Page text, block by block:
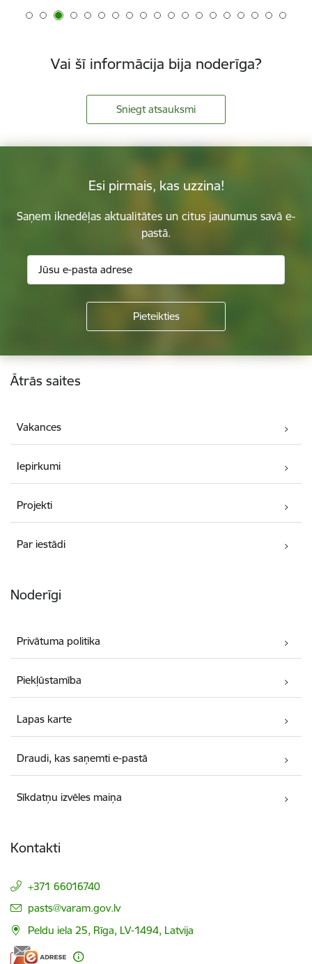
Vai šī informācija bija noderīga?
Sniegt atsauksmi
Esi pirmais, kas uzzina!
Saņem iknedēļas aktualitātes un citus jaunumus savā e-
pastā.
Kājene
Ātrās saites
Vakances
Iepirkumi
Projekti
Par iestādi
Noderīgi
Privātuma politika
Piekļūstamība
Lapas karte
Draudi, kas saņemti e-pastā
Sīkdatņu izvēles maiņa
Kontakti
+371 66016740
E-pasts:
pasts@varam.gov.lv
Peldu iela 25, Rīga, LV-1494, Latvija